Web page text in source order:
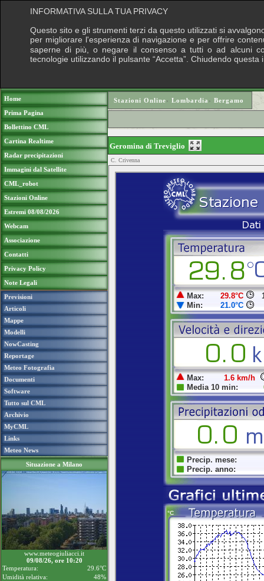
Home
Prima Pagina
Bollettino CML
Cartina Realtime
Radar precipitazioni
Immagini dal Satellite
CML_robot
Stazioni Online
Estremi 08/08/2026
Webcam
Associazione
Contatti
Privacy Policy
Note Legali
Previsioni
Articoli
Mappe
Modelli
NowCasting
Reportage
Meteo Fotografia
Documenti
Software
Tutto sul CML
Archivio
MyCML
Links
Meteo News
Situazione a Milano
www.meteogiuliacci.it
09/08/26, ore 10:20
Temperatura:
29.6°C
Umidità relativa:
48%
Stazioni Online› Lombardia › Bergamo
Geromina di Treviglio
C. Crivenna
INFORMATIVA SULLA TUA PRIVACY
Questo sito e gli strumenti terzi da questo utilizzati si
per migliorare l'esperienza di navigazione e per offrire
saperne di più, o negare il consenso a tutti o ad alcuni
tecnologie utilizzando il pulsante “Accetta”. Chiudendo